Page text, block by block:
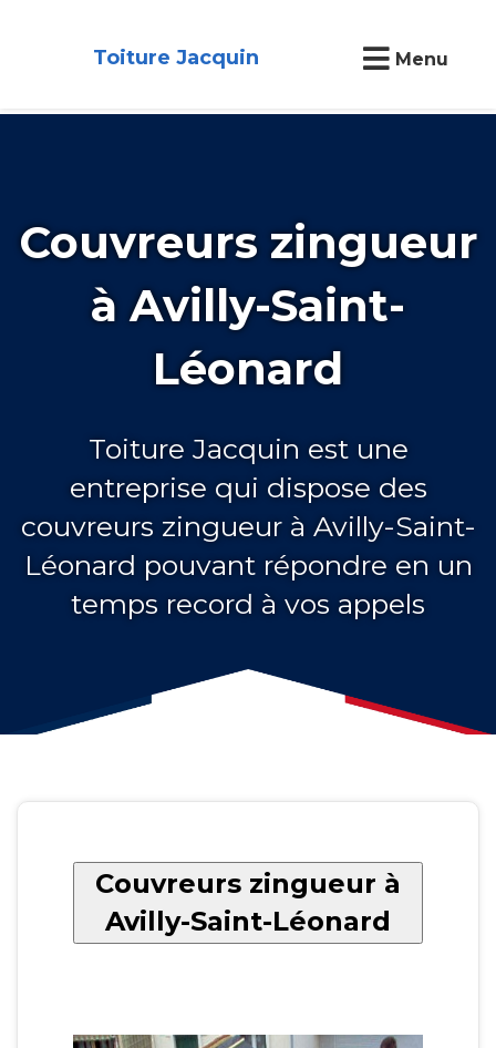
Toiture Jacquin Menu
Couvreurs zingueur
à Avilly-Saint-
Léonard
Toiture Jacquin est une
entreprise qui dispose des
couvreurs zingueur à Avilly-Saint-
Léonard pouvant répondre en un
temps record à vos appels
Couvreurs zingueur à
Avilly-Saint-Léonard